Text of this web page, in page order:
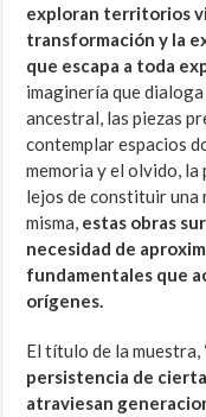
exploran territorios
transformación y la
que escapa a toda
imaginería que
ancestral, las piezas
contemplar espacios
memoria y el olvido, la
lejos de constituir una
misma, estas obras
necesidad de
fundamentales que
orígenes.
El título de la muestra,
persistencia de
atraviesan